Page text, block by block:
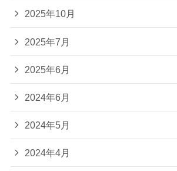
2025年10月
2025年7月
2025年6月
2024年6月
2024年5月
2024年4月